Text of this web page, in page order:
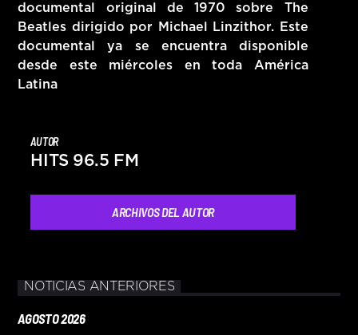
Hits – 96.5 FM
documental original de 1970 sobre The
Beatles dirigido por Michael Linzithor. Este
documental ya se encuentra disponible
desde este miércoles en toda América
Latina
AUTOR
HITS 96.5 FM
ARCHIVOS DEL AUTOR
NOTICIAS ANTERIORES
AGOSTO 2026